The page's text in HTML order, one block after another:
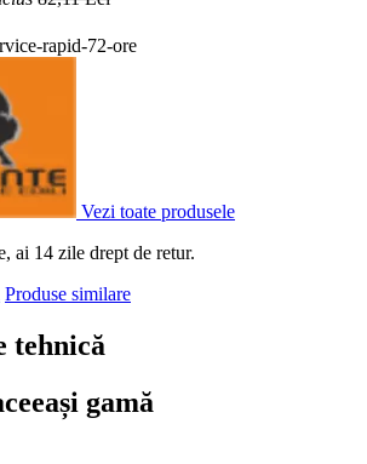
Vezi toate produsele
ai 14 zile drept de retur.
Produse similare
tehnică
gamă